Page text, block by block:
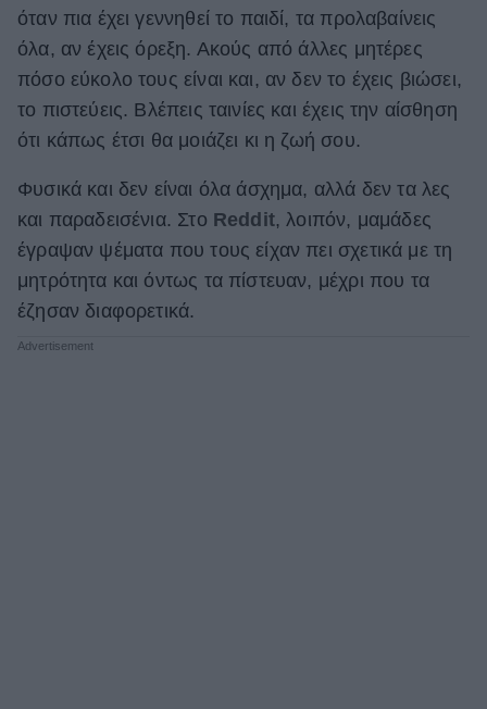
ΒΟΞ
Χωρίς Ταμπέλες
Women's Forum
Hautes Grecians
Γάμος
όταν πια έχει γεννηθεί το παιδί, τα προλαβαίνεις
όλα, αν έχεις όρεξη. Ακούς από άλλες μητέρες
πόσο εύκολο τους είναι και, αν δεν το έχεις βιώσει,
το πιστεύεις. Βλέπεις ταινίες και έχεις την αίσθηση
ότι κάπως έτσι θα μοιάζει κι η ζωή σου.
Φυσικά και δεν είναι όλα άσχημα, αλλά δεν τα λες
και παραδεισένια. Στο Reddit, λοιπόν, μαμάδες
έγραψαν ψέματα που τους είχαν πει σχετικά με τη
μητρότητα και όντως τα πίστευαν, μέχρι που τα
έζησαν διαφορετικά.